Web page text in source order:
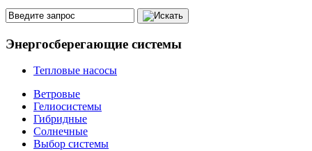
Энергосберегающие системы
Тепловые насосы
Ветровые
Гелиосистемы
Гибридные
Солнечные
Выбор системы